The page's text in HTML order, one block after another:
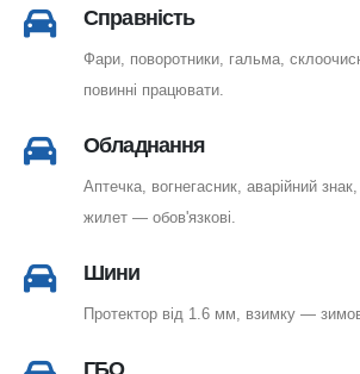
Справність
Фари, поворотники, гальма,
повинні працювати.
Обладнання
Аптечка, вогнегасник, аварійний
жилет — обов'язкові.
Шини
Протектор від 1.6 мм, взимку —